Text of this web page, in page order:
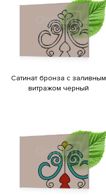
Сатинат бронза с заливным
витражом черный